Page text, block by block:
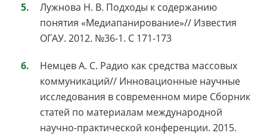
Лужнова Н. В. Подходы к содержанию
понятия «Медиапанирование»// Известия
ОГАУ. 2012. №36-1. С 171-173
Немцев А. С. Радио как средства массовых
коммуникаций// Инновационные научные
исследования в современном мире Сборник
статей по материалам международной
научно-практической конференции. 2015.